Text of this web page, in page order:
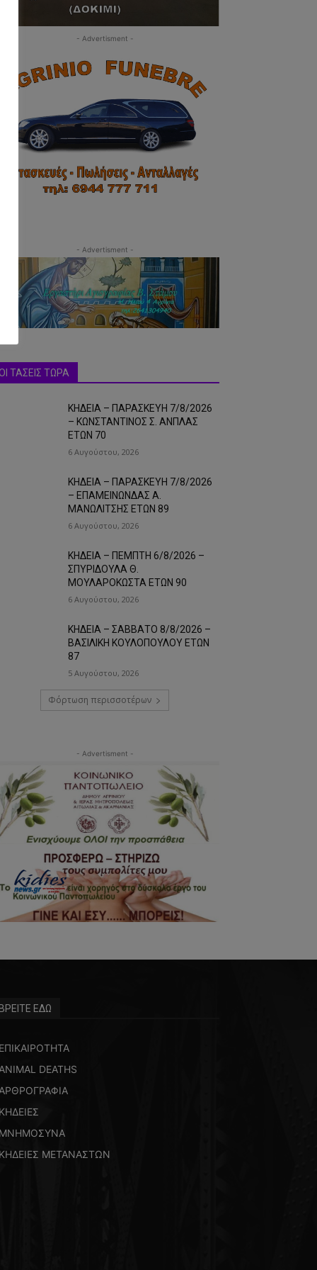
- Advertisment -
- Advertisment -
ΤΑΣΕΙΣ ΤΩΡΑ
ΚΗΔΕΙΑ – ΠΑΡΑΣΚΕΥΗ 7/8/2026
– ΚΩΝΣΤΑΝΤΙΝΟΣ Σ. ΑΝΠΛΑΣ
ΕΤΩΝ 70
6 Αυγούστου, 2026
ΚΗΔΕΙΑ – ΠΑΡΑΣΚΕΥΗ 7/8/2026
– ΕΠΑΜΕΙΝΩΝΔΑΣ Α.
ΜΑΝΩΛΙΤΣΗΣ ΕΤΩΝ 89
6 Αυγούστου, 2026
ΚΗΔΕΙΑ – ΠΕΜΠΤΗ 6/8/2026 –
ΣΠΥΡΙΔΟΥΛΑ Θ.
ΜΟΥΛΑΡΟΚΩΣΤΑ ΕΤΩΝ 90
6 Αυγούστου, 2026
ΚΗΔΕΙΑ – ΣΑΒΒΑΤΟ 8/8/2026 –
ΒΑΣΙΛΙΚΗ ΚΟΥΛΟΠΟΥΛΟΥ ΕΤΩΝ
87
5 Αυγούστου, 2026
Φόρτωση περισσοτέρων
- Advertisment -
ΕΔΩ
DEATHS
ΜΕΤΑΝΑΣΤΩΝ